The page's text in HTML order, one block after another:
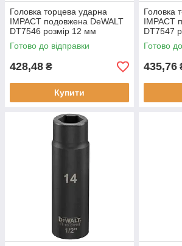
Головка торцева ударна
IMPACT подовжена DeWALT
DT7546 розмір 12 мм
посадочне місце 1/2 дюйми
серія Extreme
Готово до відправки
428,48 ₴
Купити
Головка
IMPACT
DT7547
Готово
435,76